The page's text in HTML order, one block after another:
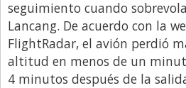
País
Política
Publicidad y Marketing
seguimiento cuando
Lancang. De acuerdo con la
FlightRadar, el avión perdió
altitud en menos de un
4 minutos después de la